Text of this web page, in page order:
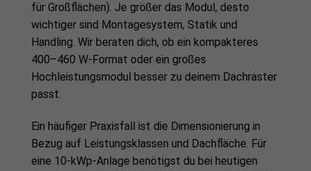
für Großflächen). Je größer das Modul, desto
wichtiger sind Montagesystem, Statik und
Handling. Wir beraten dich, ob ein kompakteres
400–460 W-Format oder ein großes
Hochleistungsmodul besser zu deinem Dachraster
passt.
Ein häufiger Praxisfall ist die Dimensionierung in
Bezug auf Leistungsklassen und Dachfläche. Für
eine 10-kWp-Anlage benötigst du bei heutigen